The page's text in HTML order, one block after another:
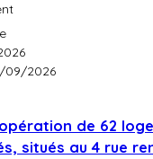
09/2026
de 62
situés au 4 rue